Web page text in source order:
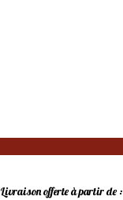
Livraison offerte à partir de :